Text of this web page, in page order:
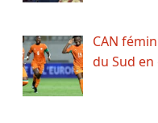
CAN
du Sud